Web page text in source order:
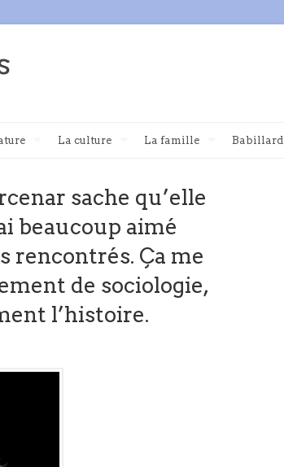
La culture La famille Babillard
sache qu’elle
beaucoup aimé
rencontrés. Ça me
de sociologie,
l’histoire.